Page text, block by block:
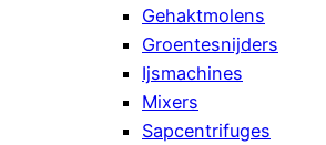
Gehaktmolens
Groentesnijders
Ijsmachines
Mixers
Sapcentrifuges